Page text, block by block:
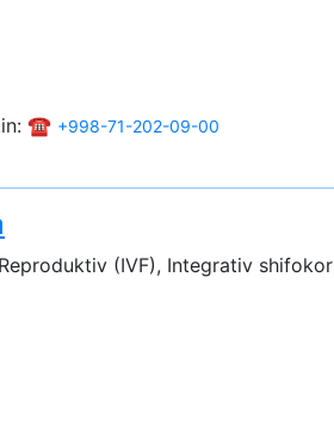
☎️ +998-71-202-09-00
(IVF), Integrativ shifokor